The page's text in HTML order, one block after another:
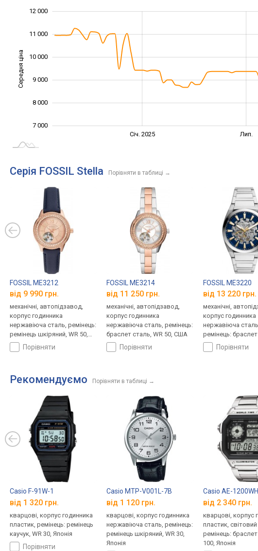
Середня ціна
7 000
8 000
9 000
10 000
11 000
12 000
Січ. 2025 Лип.
Серія FOSSIL Stella Порівняти в таблиці →
FOSSIL ME3212
від 9 990 грн.
механічні, автопідзавод,
корпус годинника
нержавіюча сталь, ремінець:
ремінець шкіряний, WR 50,
США порівняти
FOSSIL ME3214
від 11 250 грн.
механічні, автопідзавод,
корпус годинника
нержавіюча сталь, ремінець:
браслет сталь, WR 50, США
порівняти
FOSSIL ME3220
від 13 220 грн.
механічні,
корпус годинника
нержавіюча
ремінець:
50, СШАпорівняти
Рекомендуємо Порівняти в таблиці →
Casio F-91W-1
від 1 320 грн.
кварцові, корпус годинника
пластик, ремінець: ремінець
каучук, WR 30, Японія
порівняти
Casio MTP-V001L-7B
від 1 120 грн.
кварцові, корпус годинника
нержавіюча сталь, ремінець:
ремінець шкіряний, WR 30,
Японія
Casio AE-
від 2 340 грн.
кварцові, корпус
пластик, світовий
ремінець:
100, Японія